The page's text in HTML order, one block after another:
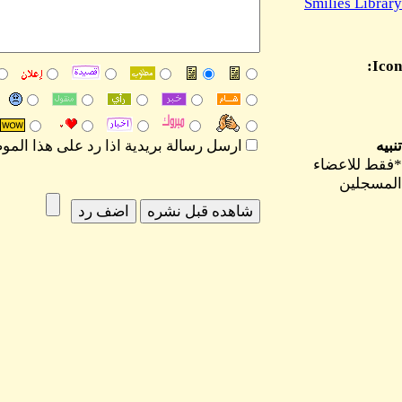
Icon:
تنبيه
*فقط للاعضاء
المسجلين
ارسل رسالة بريدية اذا رد على هذا